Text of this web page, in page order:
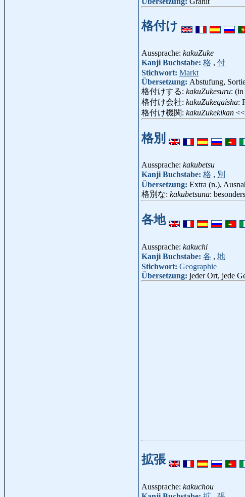
格付け
Aussprache: kakuZuke
Kanji Buchstabe: 格 , 付
Stichwort: Markt
Übersetzung: Abstufung,
格付けする: kakuZukesuru: (in
格付け会社: kakuZukegaisha:
格付け機関: kakuZukekikan
格別
Aussprache: kakubetsu
Kanji Buchstabe: 格 , 別
Übersetzung: Extra (n.),
格別な: kakubetsuna:
各地
Aussprache: kakuchi
Kanji Buchstabe: 各 , 地
Stichwort: Geographie
Übersetzung: jeder Ort, jede
拡張
Aussprache: kakuchou